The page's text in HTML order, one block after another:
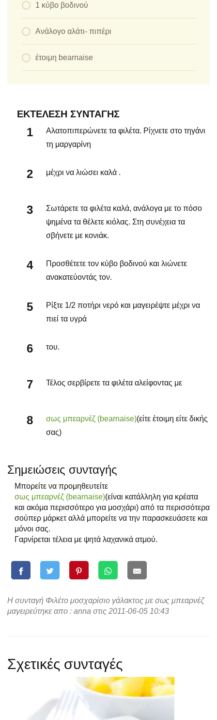
1 κύβο βοδινού
Ανάλογο αλάτι- πιπέρι
έτοιμη bearnaise
ΕΚΤΈΛΕΣΗ ΣΥΝΤΑΓΉΣ
Αλατοπιπερώνετε τα φιλέτα. Ρίχνετε στο τηγάνι
τη μαργαρίνη
μέχρι να λιώσει καλά .
Σωτάρετε τα φιλέτα καλά, ανάλογα με το πόσο
ψημένα τα θέλετε κιόλας. Στη συνέχεια τα
σβήνετε με κονιάκ.
Προσθέτετε τον κύβο βοδινού και λιώνετε
ανακατεύοντάς τον.
Ρίξτε 1/2 ποτήρι νερό και μαγειρέψτε μέχρι να
πιεί τα υγρά
του.
Τέλος σερβίρετε τα φιλέτα αλείφοντας με
σως μπεαρνέζ (bearnaise)(είτε έτοιμη είτε δικής
σας)
Σημειώσεις συνταγής
Μπορείτε να προμηθευτείτε
σως μπεαρνέζ (bearnaise)(είναι κατάλληλη για κρέατα
και ακόμα περισσότερο για μοσχάρι) από τα περισσότερα
σούπερ μάρκετ αλλά μπορείτε να την παρασκευάσετε και
μόνοι σας.
Γαρνίρεται τέλεια με ψητά λαχανικά ατμού.
Η συνταγή Φιλέτο μοσχαρίσιο γάλακτος με σως μπεαρνέζ
μαγειρεύτηκε απο : anna στις 2011-06-05 10:43
Σχετικές συνταγές